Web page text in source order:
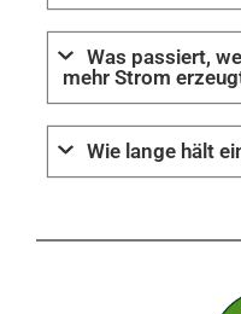
Was passiert,
mehr Strom
Wie lange hält